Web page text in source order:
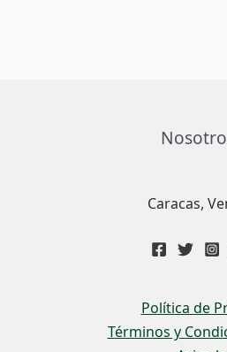
Caracas,
Política de
Términos y